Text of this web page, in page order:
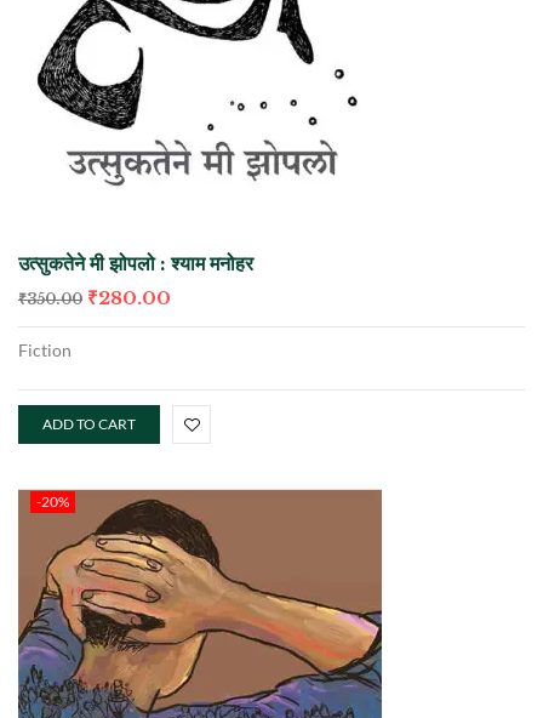
उत्सुकतेने मी झोपलो : श्याम मनोहर
₹350.00 ₹280.00
Fiction
ADD TO CART
-20%